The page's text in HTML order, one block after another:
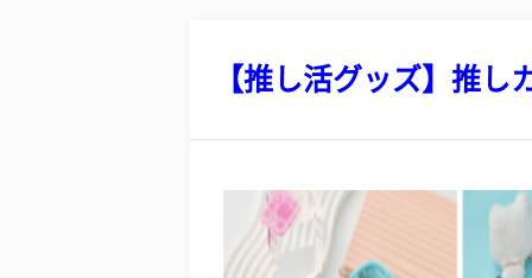
【推し活グッズ】推し